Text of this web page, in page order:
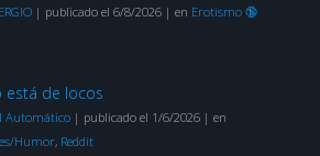
| publicado el 6/8/2026| en Erotismo 🔞
está de locos
Automático| publicado el 1/6/2026| en
Humor, Reddit